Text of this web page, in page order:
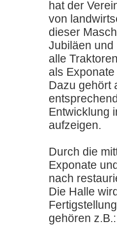
hat der
von
dieser
Jubiläen
alle
als
Dazu gehört
Entwicklung
aufzeigen.
Durch die
Exponate
nach
Die Halle
gehören z.B.: